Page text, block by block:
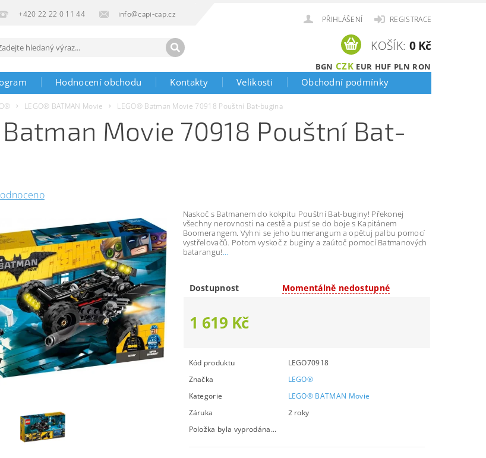
+420 22 22 0 11 44 info@capi-cap.cz
PŘIHLÁŠENÍ REGISTRACE
BGN CZK EUR HUF PLN RON
KOŠÍK: 0 Kč
Hodnocení obchodu Kontakty Velikosti Obchodní podmínky
LEGO® BATMAN Movie LEGO® Batman Movie 70918 Pouštní Bat-bugina
Batman Movie 70918 Pouštní Bat-
Naskoč s Batmanem do kokpitu Pouštní Bat-buginy! Překonej
všechny nerovnosti na cestě a pusť se do boje s Kapitánem
Boomerangem. Vyhni se jeho bumerangum a opětuj palbu pomocí
vystřelovačů. Potom vyskoč z buginy a zaútoč pomocí Batmanových
batarangu!…
Dostupnost Momentálně nedostupné
1 619 Kč
Kód produktu
LEGO70918
Značka
LEGO®
Kategorie
LEGO® BATMAN Movie
Záruka
2 roky
Položka byla vyprodána...